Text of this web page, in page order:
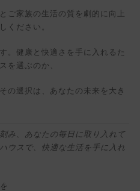
ご家族の生活の質を劇的に向上
ください。
。健康と快適さを手に入れるた
を選ぶのか、
の選択は、あなたの未来を大き
み、あなたの毎日に取り入れて
ウスで、快適な生活を手に入れ